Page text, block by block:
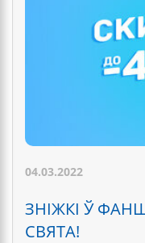
04.03.2022
ЗНІЖКІ Ў
СВЯТА!